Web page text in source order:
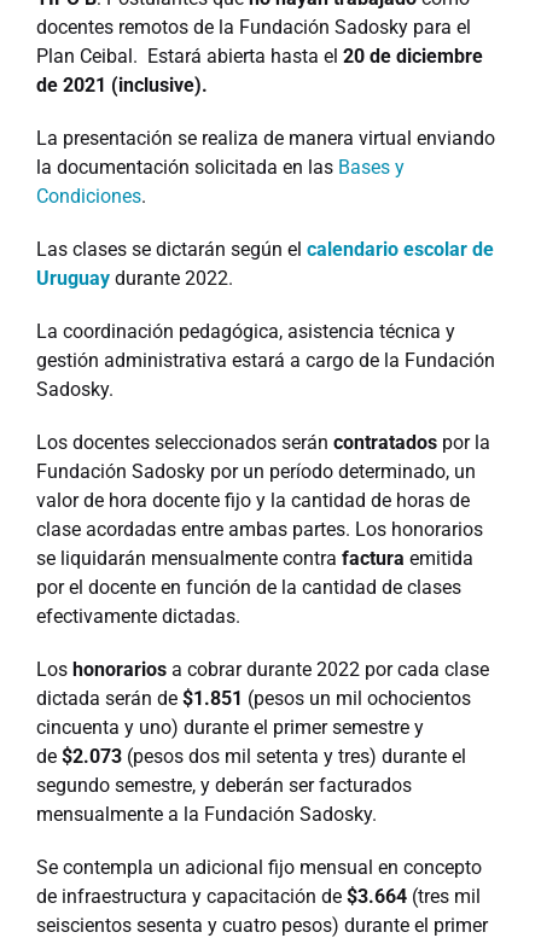
docentes remotos de la Fundación Sadosky para el
Plan Ceibal. Estará abierta hasta el 20 de diciembre
de 2021 (inclusive).
La presentación se realiza de manera virtual enviando
la documentación solicitada en las Bases y
Condiciones.
Las clases se dictarán según el calendario escolar de
Uruguay durante 2022.
La coordinación pedagógica, asistencia técnica y
gestión administrativa estará a cargo de la Fundación
Sadosky.
Los docentes seleccionados serán contratados por la
Fundación Sadosky por un período determinado, un
valor de hora docente fijo y la cantidad de horas de
clase acordadas entre ambas partes. Los honorarios
se liquidarán mensualmente contra factura emitida
por el docente en función de la cantidad de clases
efectivamente dictadas.
Los honorarios a cobrar durante 2022 por cada clase
dictada serán de $1.851 (pesos un mil ochocientos
cincuenta y uno) durante el primer semestre y
de $2.073 (pesos dos mil setenta y tres) durante el
segundo semestre, y deberán ser facturados
mensualmente a la Fundación Sadosky.
Se contempla un adicional fijo mensual en concepto
de infraestructura y capacitación de $3.664 (tres mil
seiscientos sesenta y cuatro pesos) durante el primer